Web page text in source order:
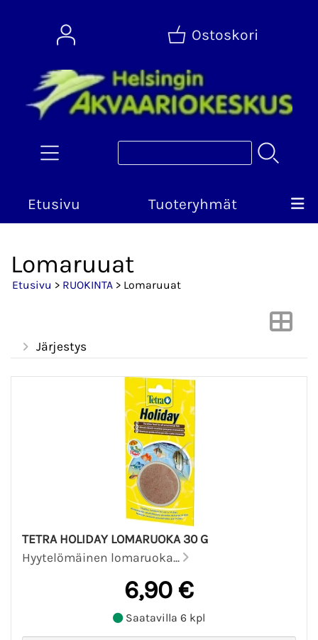
Ostoskori
Etusivu Tuoteryhmät
Lomaruuat
Etusivu > RUOKINTA > Lomaruuat
Järjestys
TETRA HOLIDAY LOMARUOKA 30 G
Hyytelömäinen lomaruoka...
6,90 €
Saatavilla 6 kpl